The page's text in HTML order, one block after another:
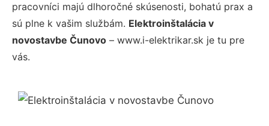
pracovníci majú dlhoročné skúsenosti, bohatú prax a
sú plne k vašim službám. Elektroinštalácia v
novostavbe Čunovo – www.i-elektrikar.sk je tu pre
vás.